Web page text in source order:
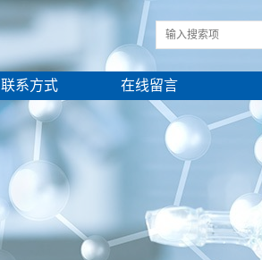
联系方式 在线留言